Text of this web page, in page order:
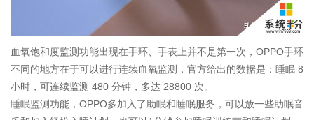
血氧饱和度监测功能出现在手环、手表上并不是第一次，OPPO手环
不同的地方在于可以进行连续血氧监测，官方给出的数据是：睡眠 8
小时，可连续监测 480 分钟，多达 28800 次。
睡眠监测功能，OPPO多加入了助眠和睡眠服务，可以放一些助眠音